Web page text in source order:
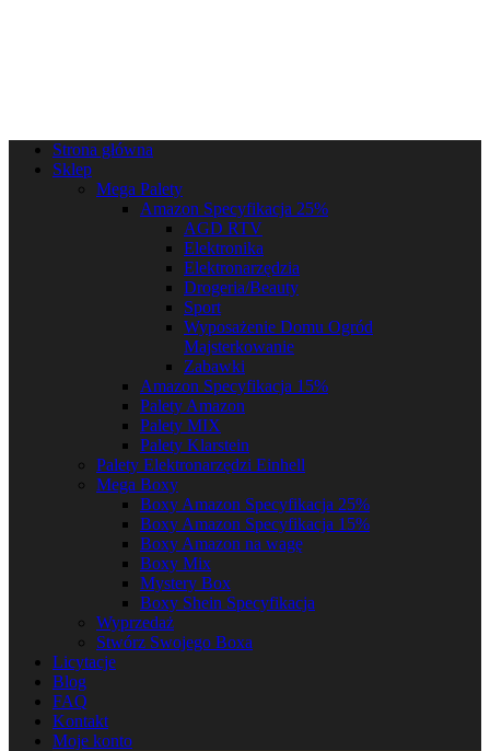
Strona główna
Sklep
Mega Palety
Amazon Specyfikacja 25%
AGD RTV
Elektronika
Elektronarzędzia
Drogeria/Beauty
Sport
Wyposażenie Domu Ogród
Majsterkowanie
Zabawki
Amazon Specyfikacja 15%
Palety Amazon
Palety MIX
Palety Klarstein
Palety Elektronarzędzi Einhell
Mega Boxy
Boxy Amazon Specyfikacja 25%
Boxy Amazon Specyfikacja 15%
Boxy Amazon na wagę
Boxy Mix
Mystery Box
Boxy Shein Specyfikacja
Wyprzedaż
Stwórz Swojego Boxa
Licytacje
Blog
FAQ
Kontakt
Moje konto